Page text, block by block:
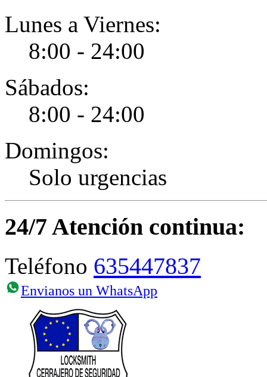
Lunes a Viernes:
8:00 - 24:00
Sábados:
8:00 - 24:00
Domingos:
Solo urgencias
24/7 Atención continua:
Teléfono 635447837
Envianos un WhatsApp